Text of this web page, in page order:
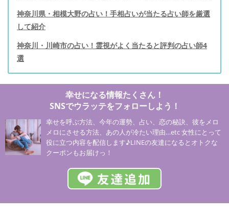
神奈川県・相模大野の占い！手相占いが当たる占い師を厳選
して紹介
神奈川・川崎市の占い！霊視がよく当たると評判の占い師4
選
幸せになる情報たくさん！
SNSでウラッテをフォローしよう！
幸せを呼ぶ方法、今年の運勢、占い、恋の秘訣、彼をメロ
メロにさせる方法、あの人が冷たい理由…etc 女性にとって
役に立つ内容を配信します♪LINEの友達になるとオトクな
クーポンもお届けっ！